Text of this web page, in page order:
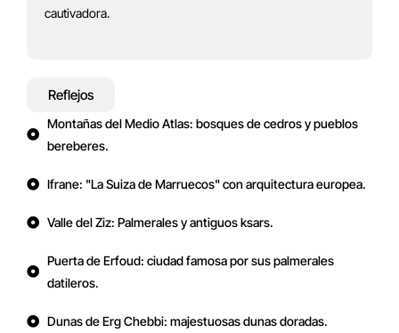
cautivadora.
Reflejos
Montañas del Medio Atlas: bosques de cedros y pueblos
bereberes.
Ifrane: "La Suiza de Marruecos" con arquitectura europea.
Valle del Ziz: Palmerales y antiguos ksars.
Puerta de Erfoud: ciudad famosa por sus palmerales
datileros.
Dunas de Erg Chebbi: majestuosas dunas doradas.